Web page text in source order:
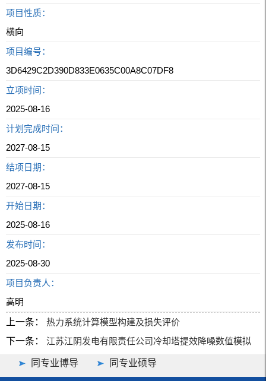
项目性质：
横向
项目编号：
3D6429C2D390D833E0635C00A8C07DF8
立项时间：
2025-08-16
计划完成时间：
2027-08-15
结项日期：
2027-08-15
开始日期：
2025-08-16
发布时间：
2025-08-30
项目负责人：
高明
上一条：
热力系统计算模型构建及损失评价
下一条：
江苏江阴发电有限责任公司冷却塔提效降噪数值模拟
同专业博导 同专业硕导